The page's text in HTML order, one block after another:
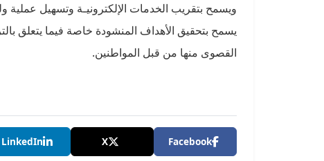
ويسمح بتقريب الخدمات الإلكترونيـة وتسهيل عملية
يسمح بتحقيق الأهداف المنشودة خاصة فيما يتعلق
القصوى منها من قبل المواطنين.
Facebook
X
LinkedIn